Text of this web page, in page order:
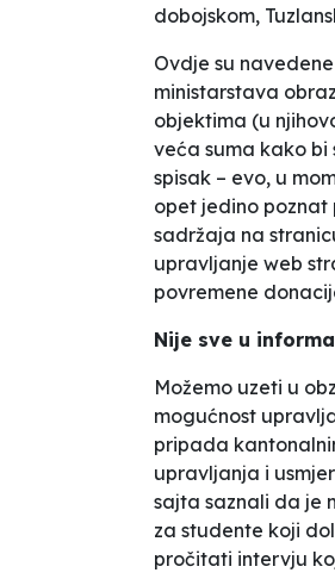
dobojskom,
Ovdje su
ministarstava
objektima (u
veća suma kako bi
spisak – evo, u
opet jedino poznat
sadržaja na
upravljanje web
povremene
Nije sve u
Možemo uzeti u
mogućnost
pripada
upravljanja i
sajta saznali da je
za studente koji
pročitati intervju